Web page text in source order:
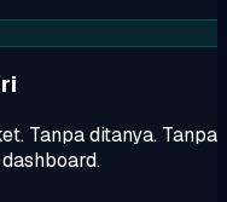
Tanpa ditanya. Tanpa